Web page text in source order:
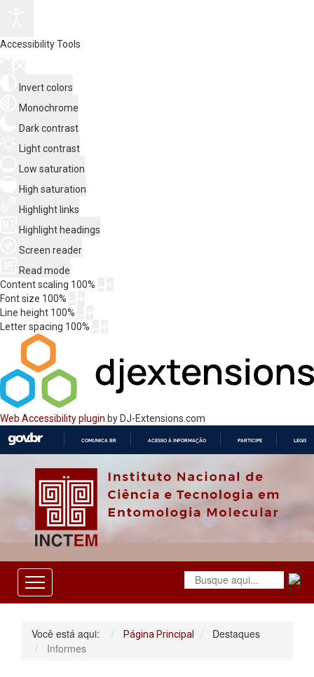
Accessibility Tools
Invert colors
Monochrome
Dark contrast
Light contrast
Low saturation
High saturation
Highlight links
Highlight headings
Screen reader
Read mode
Content scaling 100%
Font size 100%
Line height 100%
Letter spacing 100%
Web Accessibility plugin by DJ-Extensions.com
O
COMUNICA BR ACESSO À INFORMAÇÃO PARTICIPE
Você está aqui: Página Principal
Destaques
Informes